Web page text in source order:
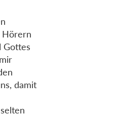
Hörern
Gottes
damit